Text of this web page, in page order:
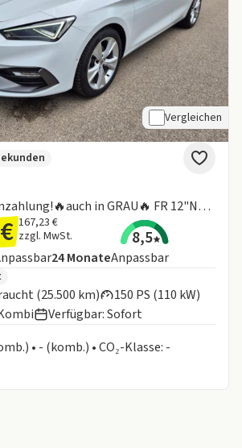
Vergleichen
Sp. DSG🔥990€ Anzahlung!🔥auch in GRAU🔥 FR 12"Navi FaPa L Kamera
167,23 €
zzgl. MwSt.
8,5
Laufzeit
24MonateAnpassbar
(25.500 km)
150 PS (110 kW)
Verfügbar: Sofort
• - (komb.) • CO₂-Klasse: -